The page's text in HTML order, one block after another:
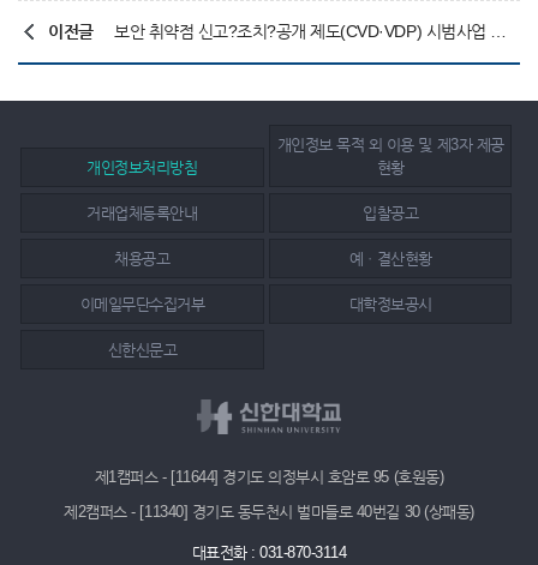
이전글
개인정보처리방침
개인정보 목적 외 이용 및 제3자 제공
현황
거래업체등록안내 입찰공고
채용공고 예ㆍ결산현황
이메일무단수집거부 대학정보공시
신한신문고
제1캠퍼스 - [11644] 경기도 의정부시 호암로 95 (호원동)
제2캠퍼스 - [11340] 경기도 동두천시 벌마들로 40번길 30 (상패동)
대표전화 : 031-870-3114